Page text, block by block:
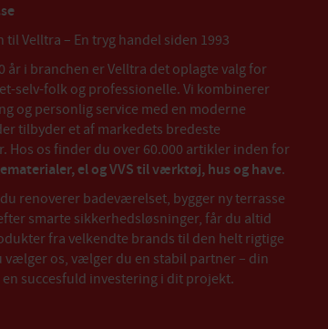
til Velltra – En tryg handel siden 1993
år i branchen er Velltra det oplagte valg for
selv-folk og professionelle. Vi kombinerer
og personlig service med en moderne
tilbyder et af markedets bredeste
Hos os finder du over 60.000 artikler inden for
el og VVS til værktøj, hus og have.
renoverer badeværelset, bygger ny terrasse
smarte sikkerhedsløsninger, får du altid
fra velkendte brands til den helt rigtige
vælger os, vælger du en stabil partner – din
succesfuld investering i dit projekt.